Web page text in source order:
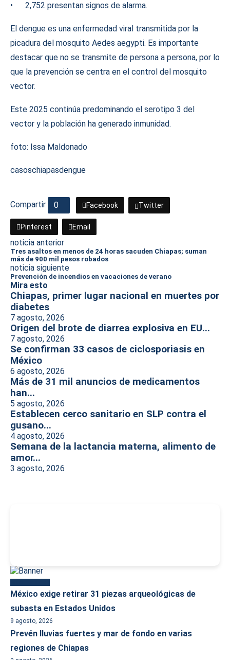
• 2,752 presentan signos de alarma.
El dengue es una enfermedad viral transmitida por la
picadura del mosquito Aedes aegypti. Es importante
destacar que no se transmite de persona a persona, por lo
que la prevención se centra en el control del mosquito
vector.
Este 2025 continúa predominando el serotipo 3 del
vector y la población ha generado inmunidad.
foto: Issa Maldonado
casoschiapasdengue
Compartir 0 Facebook Twitter
Pinterest Email
noticia anterior
Tres asaltos en menos de 24 horas sacuden Chiapas; suman
más de 900 mil pesos robados
noticia siguiente
Prevención de incendios en vacaciones de verano
Mira esto
Chiapas, primer lugar nacional en muertes por
diabetes
7 agosto, 2026
Origen del brote de diarrea explosiva en EU...
7 agosto, 2026
Se confirman 33 casos de ciclosporiasis en
México
6 agosto, 2026
Más de 31 mil anuncios de medicamentos
han...
5 agosto, 2026
Establecen cerco sanitario en SLP contra el
gusano...
4 agosto, 2026
Semana de la lactancia materna, alimento de
amor...
3 agosto, 2026
México exige retirar 31 piezas arqueológicas de
subasta en Estados Unidos
9 agosto, 2026
Prevén lluvias fuertes y mar de fondo en varias
regiones de Chiapas